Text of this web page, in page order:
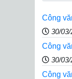
Công
30/
Công
30/
Công